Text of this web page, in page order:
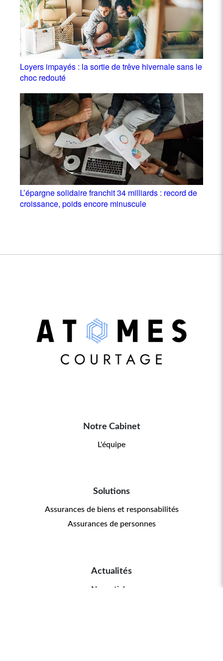
Loyers impayés : la sortie de trêve hivernale sans le
choc redouté
L’épargne solidaire franchit 34 milliards : record de
croissance, poids encore minuscule
Notre Cabinet
L'équipe
Solutions
Assurances de biens et responsabilités
Assurances de personnes
Actualités
Nos articles